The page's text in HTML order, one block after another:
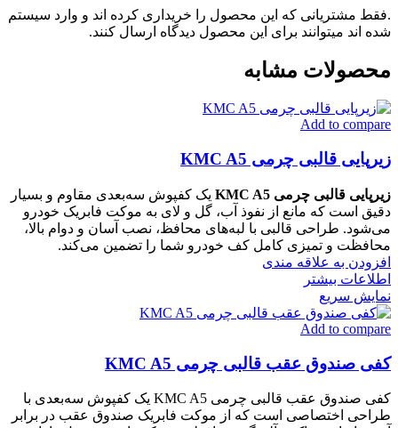
.فقط مشتریانی که این محصول را خریداری کرده اند و وارد سیستم
شده اند میتوانند برای این محصول دیدگاه ارسال کنند.
محصولات مشابه
Add to compare
زیرپایی قالبی چرمی KMC A5
زیرپایی قالبی چرمی KMC A5
یک کفپوش سه‌بعدی مقاوم و بسیار
دقیق است که مانع از نفوذ آب، گل و لای به موکت فابریک خودرو
می‌شود. طراحی قالبی با لبه‌های محافظ، نصب آسان و دوام بالا،
محافظت و تمیزی کامل کف خودرو شما را تضمین می‌کند.
افزودن به علاقه مندی
اطلاعات بیشتر
نمایش سریع
Add to compare
کفی صندوق عقب قالبی چرمی KMC A5
کفی صندوق عقب قالبی چرمی KMC A5 یک کفپوش سه‌بعدی با
طراحی اختصاصی است که از موکت فابریک صندوق عقب در برابر